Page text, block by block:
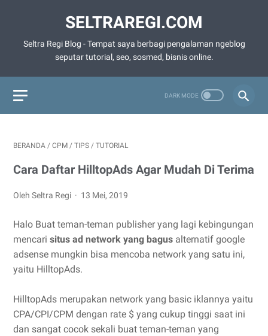
SELTRAREGI.COM
Seltra Regi Blog - Tempat saya berbagi pengalaman ngeblog
seputar tutorial, seo, sosmed, bisnis online.
BERANDA / CPM / TIPS / TUTORIAL
Cara Daftar HilltopAds Agar Mudah Di Terima
Oleh Seltra Regi 13 Mei, 2019
Halo Buat teman-teman publisher yang lagi kebingungan
mencari situs ad network yang bagus alternatif google
adsense mungkin bisa mencoba network yang satu ini,
yaitu HilltopAds.
HilltopAds merupakan network yang basic iklannya yaitu
CPA/CPI/CPM dengan rate $ yang cukup tinggi saat ini
dan sangat cocok sekali buat teman-teman yang